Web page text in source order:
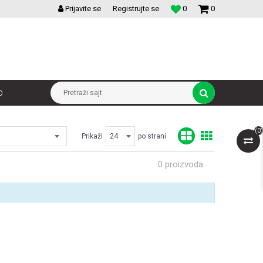
VELIKI IZBOR MODULARNIH PREKIDACA I UTICNICA 0
0
Prijavite se Registrujte se
Pretraži sajt
(0)
Prikaži po strani
0 proizvoda